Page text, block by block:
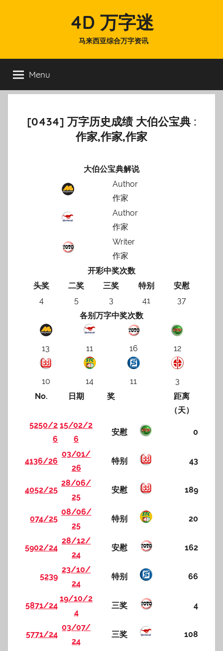
4D 万字迷
马来西亚综合万字资讯
Menu
[0434] 万字历史成绩 大伯公宝典 :
作家,作家,作家
大伯公宝典解说
Author
作家
Author
作家
Writer
作家
开彩中奖次数
头奖
二奖 三奖 特别
安慰
4
5 3 41
37
各别万字中奖次数
13 11 16 12
10 14 11
3
No.
日期 奖
距离
（天）
5250/2
6
15/02/2
6
安慰 0
4136/26
03/01/
26
特别 43
4052/25
28/06/
25
安慰 189
074/25
08/06/
25
特别 20
5902/24
28/12/
24
安慰 162
5239
23/10/
24
特别 66
5871/24
19/10/2
4
三奖 4
5771/24
03/07/
24
三奖 108